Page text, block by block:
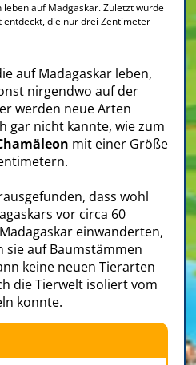
auf Madgaskar. Zuletzt wurde
entdeckt, die nur drei Zentimeter
auf Madagaskar leben,
nirgendwo auf der
werden neue Arten
gar nicht kannte, wie zum
mit einer Größe
dass wohl
vor circa 60
einwanderten,
sie auf Baumstämmen
keine neuen Tierarten
die Tierwelt isoliert vom
konnte.